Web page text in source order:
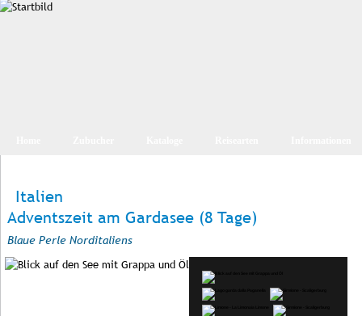
Italien
Adventszeit am Gardasee (8 Tage)
Blaue Perle Norditaliens